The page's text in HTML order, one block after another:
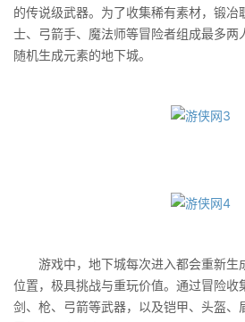
的传说级武器。为了收集稀有素材，锻冶
士、弓箭手、魔法师等冒险者组成最多两
随机生成元素的地下城。
游戏中，地下城每次进入都会重新生
位置，极具挑战与重玩价值。通过冒险收
剑、枪、弓箭等武器，以及铠甲、头盔、